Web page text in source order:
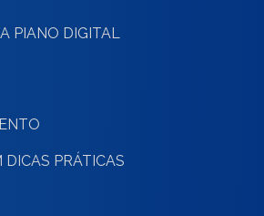
PIANO DIGITAL
DICAS PRÁTICAS